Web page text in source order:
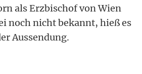
als Erzbischof von Wien
noch nicht bekannt, hieß es
Aussendung.